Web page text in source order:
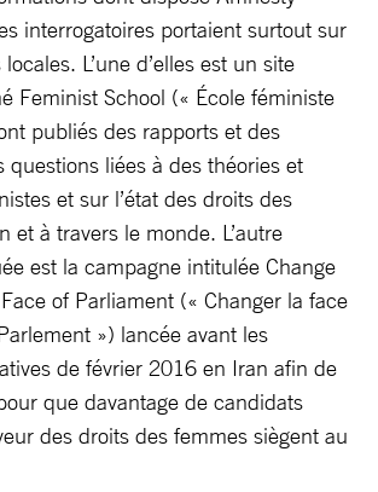
interrogatoires portaient surtout sur
L’une d’elles est un site
Feminist School (« École féministe
publiés des rapports et des
questions liées à des théories et
et sur l’état des droits des
et à travers le monde. L’autre
est la campagne intitulée Change
of Parliament (« Changer la face
») lancée avant les
de février 2016 en Iran afin de
que davantage de candidats
des droits des femmes siègent au